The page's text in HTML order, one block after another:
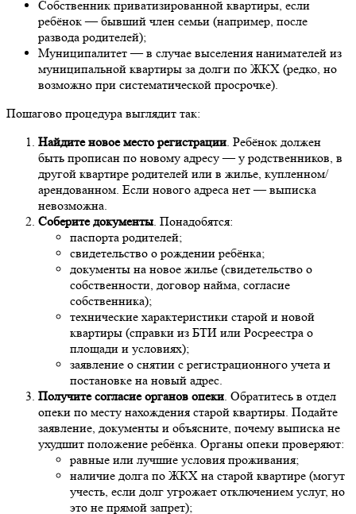
Собственник приватизированной квартиры, если
ребёнок — бывший член семьи (например, после
развода родителей);
Муниципалитет — в случае выселения нанимателей из
муниципальной квартиры за долги по ЖКХ (редко, но
возможно при систематической просрочке).
Пошагово процедура выглядит так:
Найдите новое место регистрации . Ребёнок должен
быть прописан по новому адресу — у родственников, в
другой квартире родителей или в жилье, купленном/
арендованном. Если нового адреса нет — выписка
невозможна.
Соберите документы . Понадобятся:
паспорта родителей;
свидетельство о рождении ребёнка;
документы на новое жилье (свидетельство о
собственности, договор найма, согласие
собственника);
технические характеристики старой и новой
квартиры (справки из БТИ или Росреестра о
площади и условиях);
заявление о снятии с регистрационного учета и
постановке на новый адрес.
Получите согласие органов опеки . Обратитесь в отдел
опеки по месту нахождения старой квартиры. Подайте
заявление, документы и объясните, почему выписка не
ухудшит положение ребёнка. Органы опеки проверяют:
равные или лучшие условия проживания;
наличие долга по ЖКХ на старой квартире (могут
учесть, если долг угрожает отключением услуг, но
это не прямой запрет);